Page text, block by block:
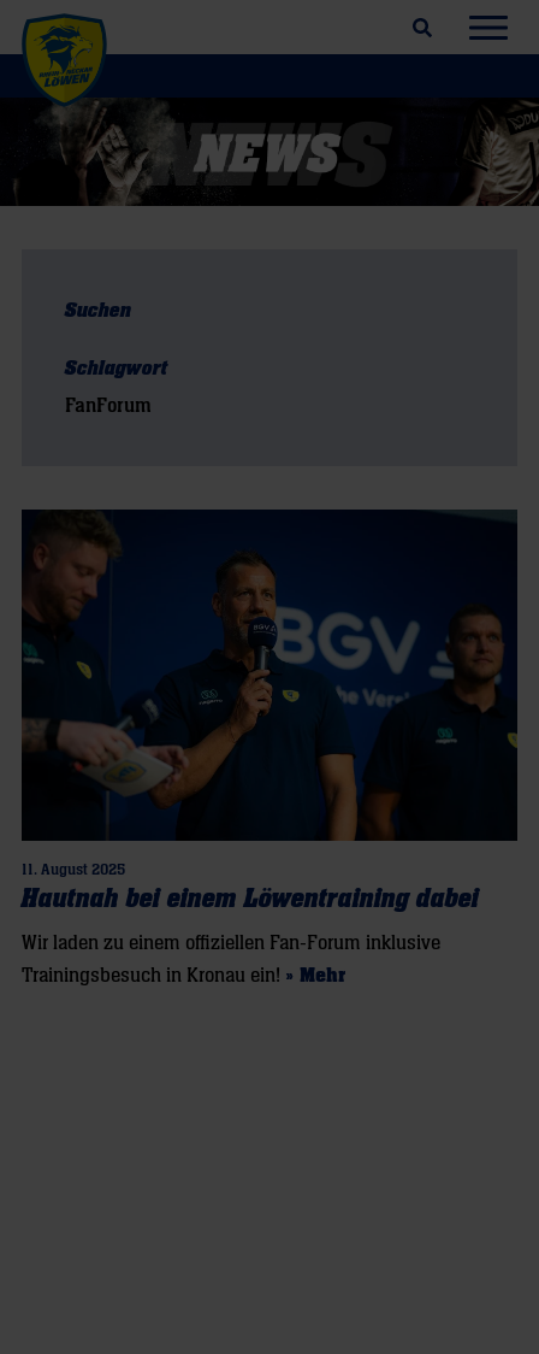
Suchfeld öffnen
Suchen
Schlagwort
FanForum
11. August 2025
Hautnah bei einem Löwentraining dabei
Wir laden zu einem offiziellen Fan-Forum inklusive
Trainingsbesuch in Kronau ein! » Mehr